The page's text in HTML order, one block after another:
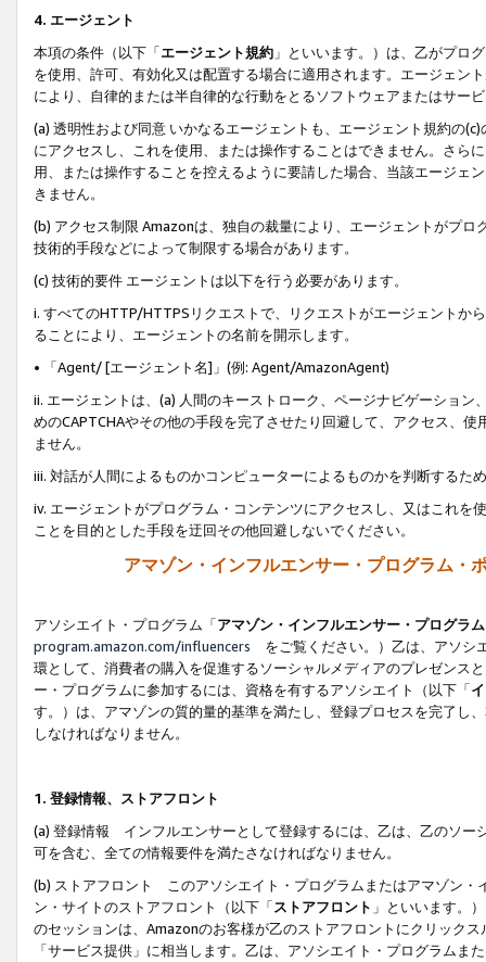
4. エージェント
本項の条件（以下「エージェント規約 」といいます。）は、乙がプロ
を使用、許可、有効化又は配置する場合に適用されます。エージェン
により、自律的または半自律的な行動をとるソフトウェアまたはサー
(a) 透明性および同意 いかなるエージェントも、エージェント規約の
にアクセスし、これを使用、または操作することはできません。さら
用、または操作することを控えるように要請した場合、当該エージェ
きません。
(b) アクセス制限 Amazonは、独自の裁量により、エージェントがプ
技術的手段などによって制限する場合があります。
(c) 技術的要件 エージェントは以下を行う必要があります。
i. すべてのHTTP/HTTPSリクエストで、リクエストがエージェントか
ることにより、エージェントの名前を開示します。
• 「Agent/ [エージェント名]」(例: Agent/AmazonAgent)
ii. エージェントは、(a) 人間のキーストローク、ページナビゲーショ
めのCAPTCHAやその他の手段を完了させたり回避して、アクセス、
ません。
iii. 対話が人間によるものかコンピューターによるものかを判断するた
iv. エージェントがプログラム・コンテンツにアクセスし、又はこれ
ことを目的とした手段を迂回その他回避しないでください。
アマゾン・インフルエンサー・プログラム・
アソシエイト・プログラム「アマゾン・インフルエンサー・プログラム
program.amazon.com/influencers をご覧ください。）乙は、アソシ
環として、消費者の購入を促進するソーシャルメディアのプレゼンス
ー・プログラムに参加するには、資格を有するアソシエイト（以下「
す。）は、アマゾンの質的量的基準を満たし、登録プロセスを完了し、
しなければなりません。
1. 登録情報、ストアフロント
(a) 登録情報 インフルエンサーとして登録するには、乙は、乙のソー
可を含む、全ての情報要件を満たさなければなりません。
(b) ストアフロント このアソシエイト・プログラムまたはアマゾン・
ン・サイトのストアフロント（以下「ストアフロント 」といいます。
のセッションは、Amazonのお客様が乙のストアフロントにクリック
「サービス提供」に相当します。乙は、アソシエイト・プログラム